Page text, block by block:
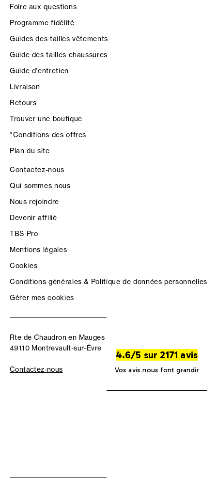
Foire aux questions
Programme fidélité
Guides des tailles vêtements
Guide des tailles chaussures
Guide d'entretien
Livraison
Retours
Trouver une boutique
*Conditions des offres
Plan du site
Contactez-nous
Qui sommes nous
Nous rejoindre
Devenir affilié
TBS Pro
Mentions légales
Cookies
Conditions générales & Politique de données personnelles
Gérer mes cookies
Rte de Chaudron en Mauges
49110 Montrevault-sur-Èvre
Contactez-nous
4.6/5 sur 2171 avis
Vos avis nous font grandir